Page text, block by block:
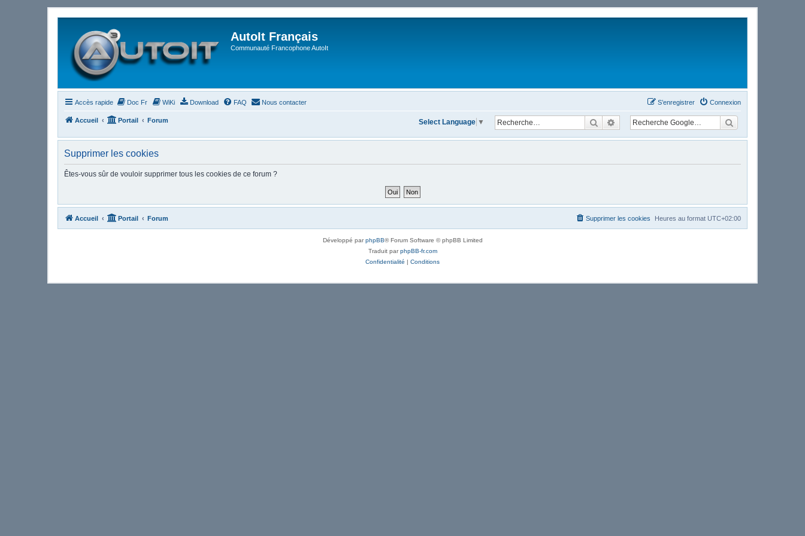
AutoIt Français
Communauté Francophone AutoIt
Accès rapide Doc Fr WiKi Download FAQ Nous contacter Connexion
S’enregistrer
Accueil Portail Forum RechercherRecherche avancée
Select Language ▼
Supprimer les cookies
Êtes-vous sûr de vouloir supprimer tous les cookies de ce forum ?
Accueil Portail Forum Heures au format UTC+02:00
Supprimer les cookies
Développé parphpBB® Forum Software © phpBB Limited
Traduit parphpBB-fr.com
Confidentialité | Conditions